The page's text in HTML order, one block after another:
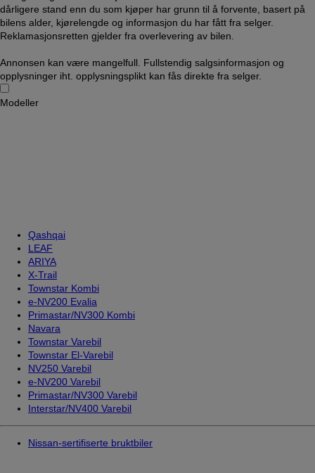
dårligere stand enn du som kjøper har grunn til å forvente, basert på
bilens alder, kjørelengde og informasjon du har fått fra selger.
Reklamasjonsretten gjelder fra overlevering av bilen.
Annonsen kan være mangelfull. Fullstendig salgsinformasjon og
opplysninger iht. opplysningsplikt kan fås direkte fra selger.
Modeller
Qashqai
LEAF
ARIYA
X-Trail
Townstar Kombi
e-NV200 Evalia
Primastar/NV300 Kombi
Navara
Townstar Varebil
Townstar El-Varebil
NV250 Varebil
e-NV200 Varebil
Primastar/NV300 Varebil
Interstar/NV400 Varebil
Nissan-sertifiserte bruktbiler